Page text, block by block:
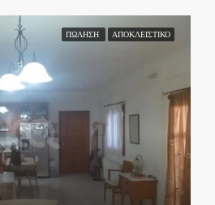
ΠΏΛΗΣΗ ΑΠΟΚΛΕΙΣΤΙΚΌ